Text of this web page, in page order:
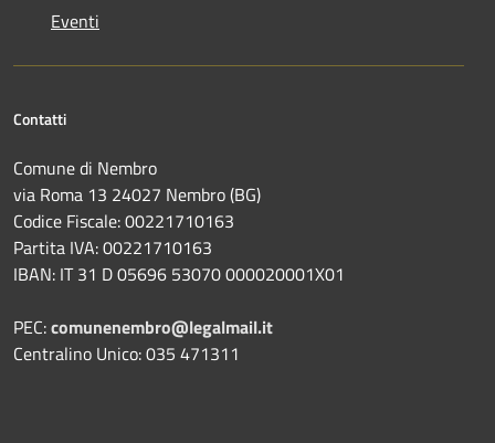
Eventi
Contatti
Comune di Nembro
via Roma 13 24027 Nembro (BG)
Codice Fiscale: 00221710163
Partita IVA: 00221710163
IBAN: IT 31 D 05696 53070 000020001X01
PEC:comunenembro@legalmail.it
Centralino Unico: 035 471311